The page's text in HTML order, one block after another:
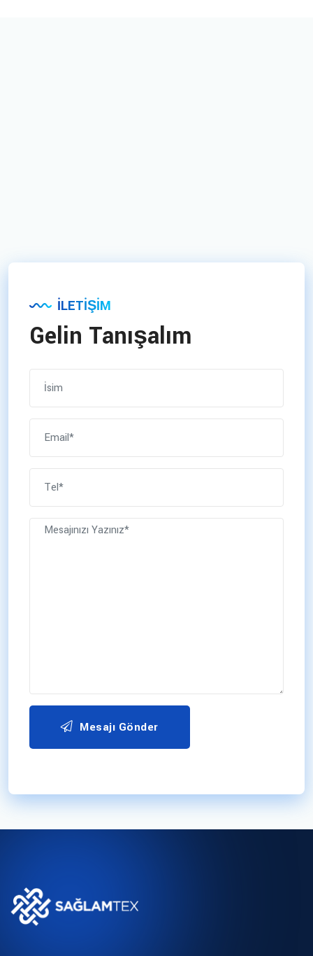
İLETIŞIM
Gelin Tanışalım
Mesajı Gönder